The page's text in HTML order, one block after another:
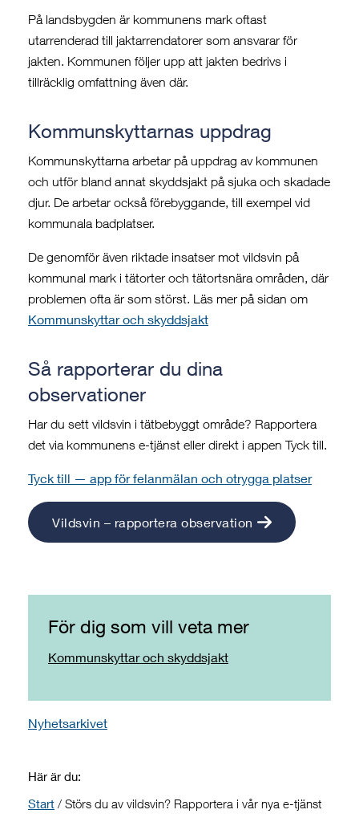
På landsbygden är kommunens mark oftast
utarrenderad till jaktarrendatorer som ansvarar för
jakten. Kommunen följer upp att jakten bedrivs i
tillräcklig omfattning även där.
Kommunskyttarnas uppdrag
Kommunskyttarna arbetar på uppdrag av kommunen
och utför bland annat skyddsjakt på sjuka och skadade
djur. De arbetar också förebyggande, till exempel vid
kommunala badplatser.
De genomför även riktade insatser mot vildsvin på
kommunal mark i tätorter och tätortsnära områden, där
problemen ofta är som störst. Läs mer på sidan om
Kommunskyttar och skyddsjakt
Så rapporterar du dina
observationer
Har du sett vildsvin i tätbebyggt område? Rapportera
det via kommunens e-tjänst eller direkt i appen Tyck till.
Tyck till — app för felanmälan och otrygga platser
Vildsvin – rapportera observation
För dig som vill veta mer
Kommunskyttar och skyddsjakt
Nyhetsarkivet
Här är du:
Start / Störs du av vildsvin? Rapportera i vår nya e-tjänst